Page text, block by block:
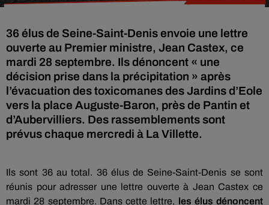
36 élus de Seine-Saint-Denis envoie une lettre
ouverte au Premier ministre, Jean Castex, ce
mardi 28 septembre. Ils dénoncent « une
décision prise dans la précipitation » après
l’évacuation des toxicomanes des Jardins d’Eole
vers la place Auguste-Baron, près de Pantin et
d’Aubervilliers. Des rassemblements sont
prévus chaque mercredi à La Villette.
Ils sont 36 au total. 36 élus de Seine-Saint-Denis se sont
réunis pour adresser une lettre ouverte à Jean Castex ce
mardi 28 septembre. Dans cette lettre, les élus dénoncent